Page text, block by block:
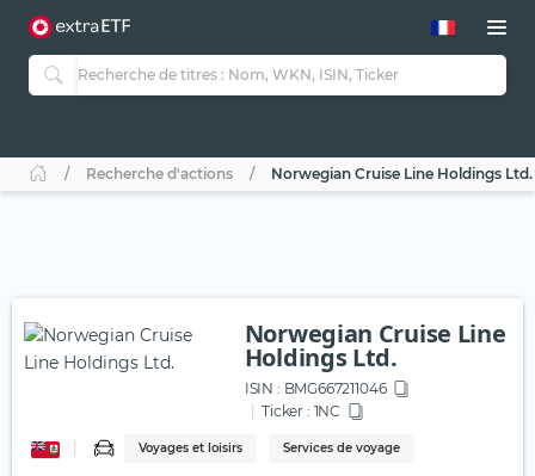
Recherche d'actions Norwegian Cruise Line Holdings Ltd.
Norwegian Cruise Line
Holdings Ltd.
ISIN : BMG667211046
Ticker : 1NC
Voyages et loisirs Services de voyage